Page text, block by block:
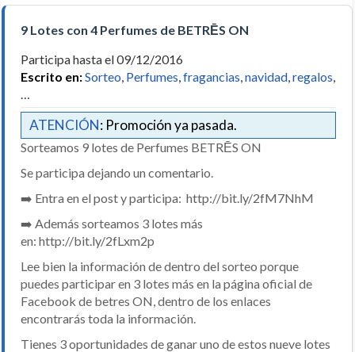
9 Lotes con 4 Perfumes de BETRĒS ON
Participa hasta el 09/12/2016
Escrito en:Sorteo, Perfumes,fragancias,navidad,regalos,
…
ATENCIÓN: Promoción ya pasada.
Sorteamos 9 lotes de Perfumes BETRĒS ON
Se participa dejando un comentario.
➡️ Entra en el post y participa: http://bit.ly/2fM7NhM
➡️ Además sorteamos 3 lotes más
en: http://bit.ly/2fLxm2p
Lee bien la información de dentro del sorteo porque
puedes participar en 3 lotes más en la página oficial de
Facebook de betres ON, dentro de los enlaces
encontrarás toda la información.
Tienes 3 oportunidades de ganar uno de estos nueve lotes